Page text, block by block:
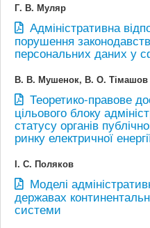
Г. В. Муляр
Адміністративна
порушення
персональних даних у
В. В. Мушенок, В. О. Тімашов
Теоретико-правове
цільового блоку
статусу органів
ринку електричної
І. С. Поляков
Моделі
державах
системи